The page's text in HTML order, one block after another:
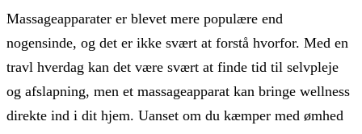
Massageapparater er blevet mere populære end
nogensinde, og det er ikke svært at forstå hvorfor. Med en
travl hverdag kan det være svært at finde tid til selvpleje
og afslapning, men et massageapparat kan bringe wellness
direkte ind i dit hjem. Uanset om du kæmper med ømhed